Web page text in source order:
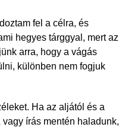
fel a célra, és
hegyes tárggyal, mert az
arra, hogy a vágás
különben nem fogjuk
Ha az aljától és a
írás mentén haladunk,